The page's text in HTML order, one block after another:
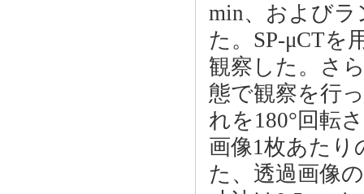
min、およびラ
た。SP-μCTを
観察した。さ
態で観察を行
れを180°回転
画像1枚あたり
た、透過画像